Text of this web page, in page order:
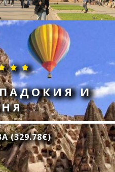
И
(329.78€)